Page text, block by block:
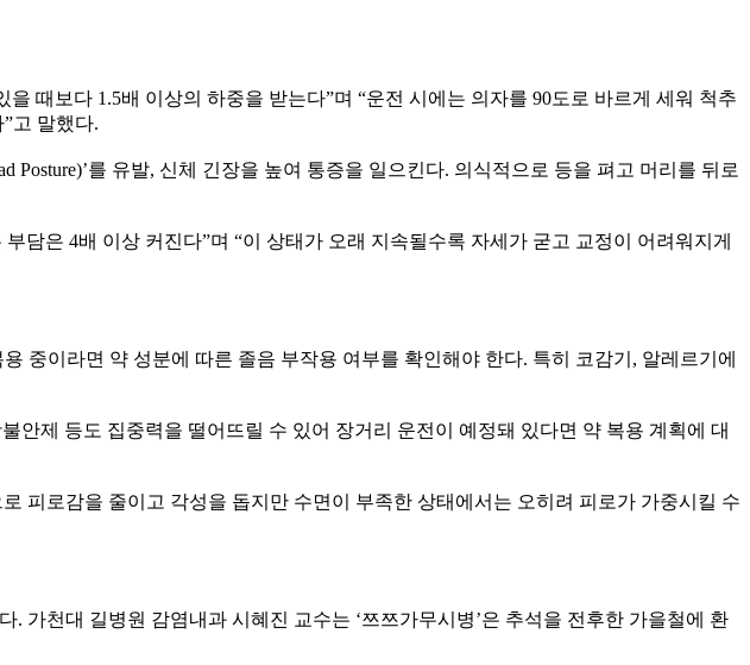
때보다 1.5배 이상의 하중을 받는다”며 “운전 시에는 의자를 90도로 바르게 세워 척추
고 말했다.
를 유발, 신체 긴장을 높여 통증을 일으킨다. 의식적으로 등을 펴고 머리를 뒤로
담은 4배 이상 커진다”며 “이 상태가 오래 지속될수록 자세가 굳고 교정이 어려워지게
중이라면 약 성분에 따른 졸음 부작용 여부를 확인해야 한다. 특히 코감기, 알레르기에
제 등도 집중력을 떨어뜨릴 수 있어 장거리 운전이 예정돼 있다면 약 복용 계획에 대
피로감을 줄이고 각성을 돕지만 수면이 부족한 상태에서는 오히려 피로가 가중시킬 수
가천대 길병원 감염내과 시혜진 교수는 ‘쯔쯔가무시병’은 추석을 전후한 가을철에 환